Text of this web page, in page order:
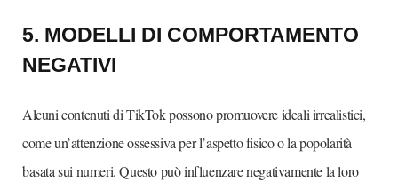
5.⁠ ⁠MODELLI DI COMPORTAMENTO
NEGATIVI
Alcuni contenuti di TikTok possono promuovere ideali irrealistici,
come un’attenzione ossessiva per l’aspetto fisico o la popolarità
basata sui numeri. Questo può influenzare negativamente la loro